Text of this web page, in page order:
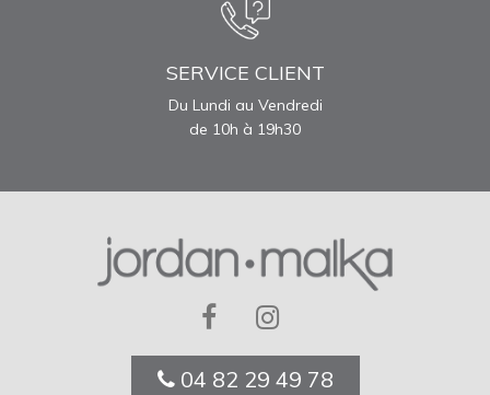
SERVICE CLIENT
Du Lundi au Vendredi
de 10h à 19h30
04 82 29 49 78